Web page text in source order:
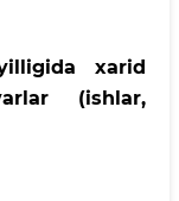
xarid
(ishlar,